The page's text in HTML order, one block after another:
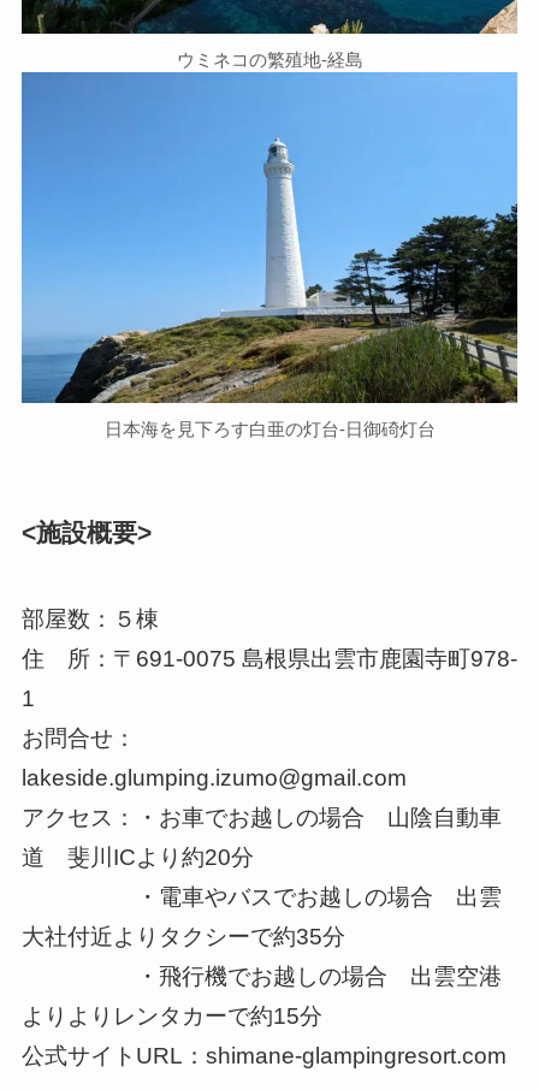
ウミネコの繁殖地‐経島
日本海を見下ろす白亜の灯台‐日御碕灯台
<施設概要>
部屋数：５棟
住 所：〒691-0075 島根県出雲市鹿園寺町978-
1
お問合せ：
lakeside.glumping.izumo@gmail.com
アクセス：・お車でお越しの場合 山陰自動車
道 斐川ICより約20分
・電車やバスでお越しの場合 出雲
大社付近よりタクシーで約35分
・飛行機でお越しの場合 出雲空港
よりよりレンタカーで約15分
公式サイトURL：shimane-glampingresort.com